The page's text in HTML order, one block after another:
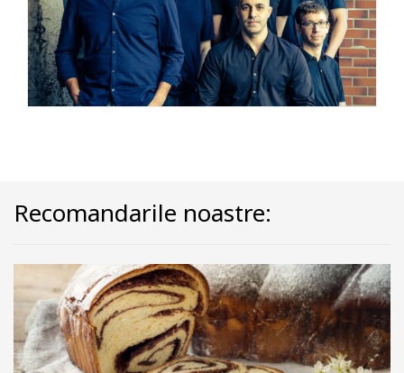
Recomandarile noastre: